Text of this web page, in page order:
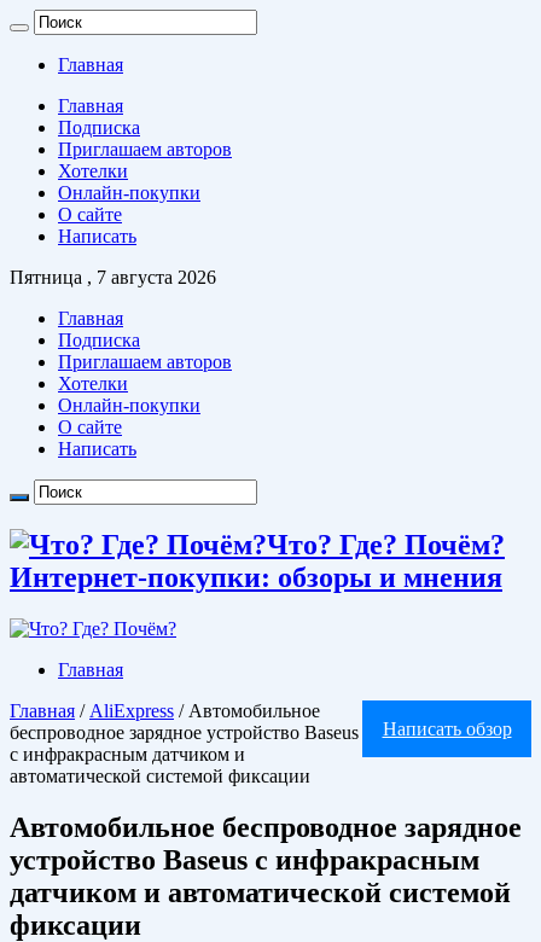
Главная
Главная
Подписка
Приглашаем авторов
Хотелки
Онлайн-покупки
О сайте
Написать
Пятница , 7 августа 2026
Главная
Подписка
Приглашаем авторов
Хотелки
Онлайн-покупки
О сайте
Написать
Что? Где? Почём?
Интернет-покупки: обзоры и мнения
Главная
Написать обзор
Главная / AliExpress / Автомобильное
беспроводное зарядное устройство Baseus
с инфракрасным датчиком и
автоматической системой фиксации
Автомобильное беспроводное зарядное
устройство Baseus с инфракрасным
датчиком и автоматической системой
фиксации